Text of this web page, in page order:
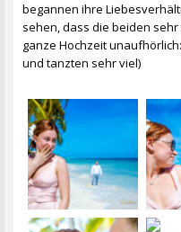
begannen ihre
sehen, dass die beiden
ganze Hochzeit
und tanzten sehr viel)